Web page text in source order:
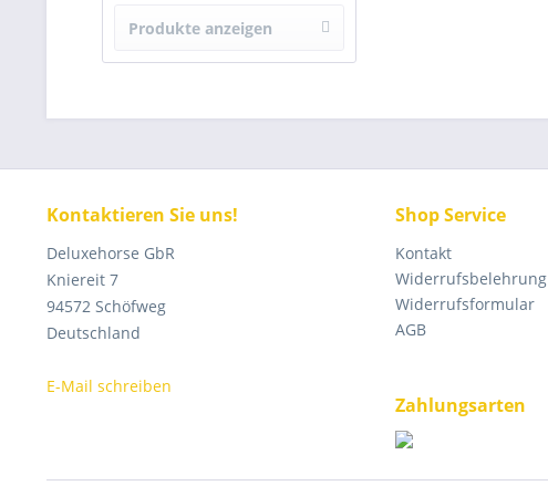
Woof Wear
von21.99bis299
Produkte anzeigen
Kontaktieren Sie uns!
Deluxehorse GbR
Kniereit 7
94572 Schöfweg
Deutschland
E-Mail schreiben
Shop Service
Kontakt
Widerrufsbelehrung
Widerrufsformular
AGB
Zahlungsarten